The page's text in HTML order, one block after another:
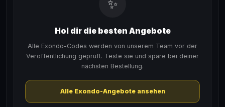
✨
Hol dir die besten Angebote
Alle Exondo-Codes werden von unserem Team vor der
Veröffentlichung geprüft. Teste sie und spare bei deiner
nächsten Bestellung.
Alle Exondo-Angebote ansehen